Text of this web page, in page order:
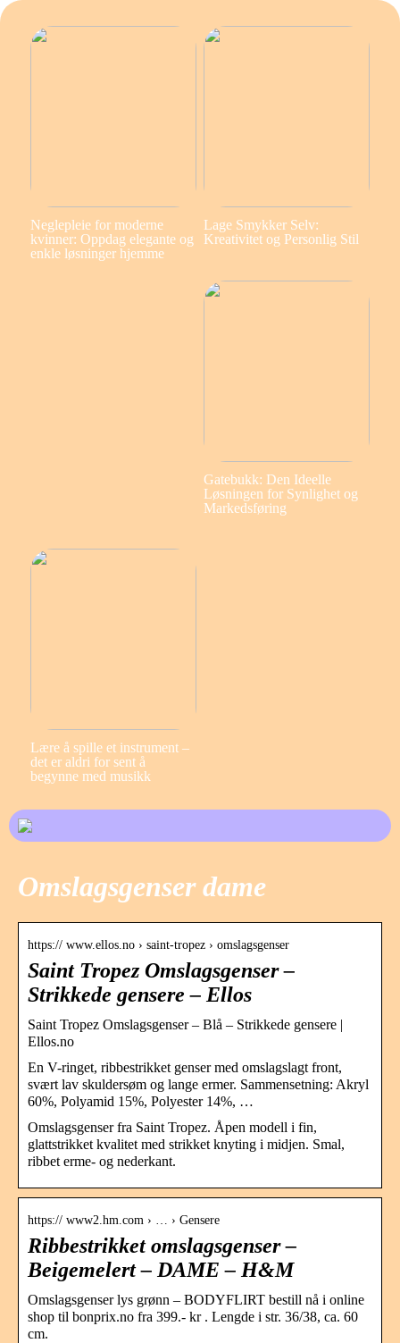
Neglepleie for moderne
kvinner: Oppdag elegante og
enkle løsninger hjemme
Lage Smykker Selv:
Kreativitet og Personlig Stil
Gatebukk: Den Ideelle
Løsningen for Synlighet og
Markedsføring
Lære å spille et instrument –
det er aldri for sent å
begynne med musikk
Omslagsgenser dame
https:// www.ellos.no › saint-tropez › omslagsgenser
Saint Tropez Omslagsgenser –
Strikkede gensere – Ellos
Saint Tropez Omslagsgenser – Blå – Strikkede gensere |
Ellos.no
En V-ringet, ribbestrikket genser med omslagslagt front,
svært lav skuldersøm og lange ermer. Sammensetning: Akryl
60%, Polyamid 15%, Polyester 14%, …
Omslagsgenser fra Saint Tropez. Åpen modell i fin,
glattstrikket kvalitet med strikket knyting i midjen. Smal,
ribbet erme- og nederkant.
https:// www2.hm.com › … › Gensere
Ribbestrikket omslagsgenser –
Beigemelert – DAME – H&M
Omslagsgenser lys grønn – BODYFLIRT bestill nå i online
shop til bonprix.no fra 399.- kr . Lengde i str. 36/38, ca. 60
cm.